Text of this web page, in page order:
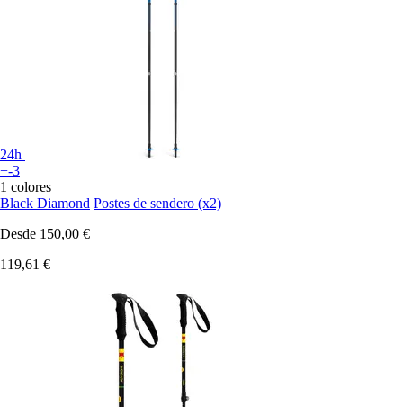
24h
+-3
1 colores
Black Diamond Postes de sendero (x2)
Desde 150,00 €
119,61 €